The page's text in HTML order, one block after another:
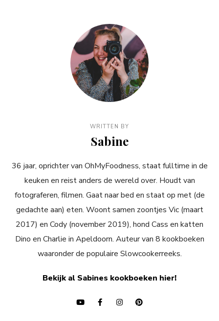
WRITTEN BY
Sabine
36 jaar, oprichter van OhMyFoodness, staat fulltime in de
keuken en reist anders de wereld over. Houdt van
fotograferen, filmen. Gaat naar bed en staat op met (de
gedachte aan) eten. Woont samen zoontjes Vic (maart
2017) en Cody (november 2019), hond Cass en katten
Dino en Charlie in Apeldoorn. Auteur van 8 kookboeken
waaronder de populaire Slowcookerreeks.
Bekijk al Sabines kookboeken hier!